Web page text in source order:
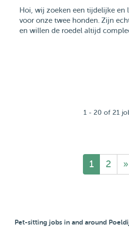
Hoi, wij zoeken een tijdelijke en
voor onze twee honden. Zijn
en willen de roedel altijd
1 - 20 of 21
1 2 »
Pet-sitting jobs in and around